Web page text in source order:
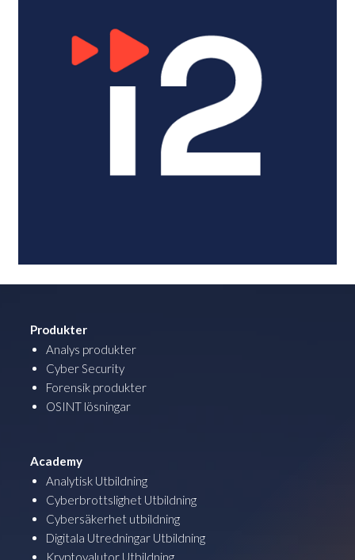
Produkter
Analys produkter
Cyber Security
Forensik produkter
OSINT lösningar
Academy
Analytisk Utbildning
Cyberbrottslighet Utbildning
Cybersäkerhet utbildning
Digitala Utredningar Utbildning
Kryptovalutor Utbildning